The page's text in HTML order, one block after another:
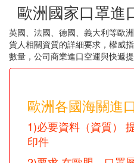
歐洲國家口罩進
英國、法國、德國、義大利等歐
貨人相關資質的詳細要求，權威
數量，公司商業進口空運與快遞提
歐洲各國海關進
1)必要資料（資質）
印件